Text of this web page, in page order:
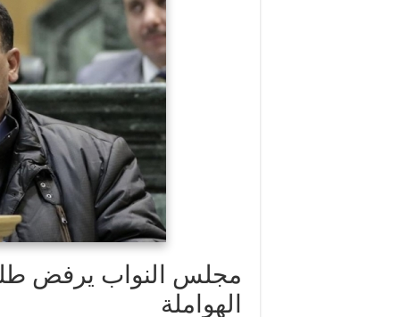
مجلس النواب يرفض
الهواملة